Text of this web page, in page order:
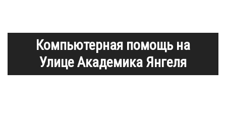
Компьютерная помощь на
Улице Академика Янгеля